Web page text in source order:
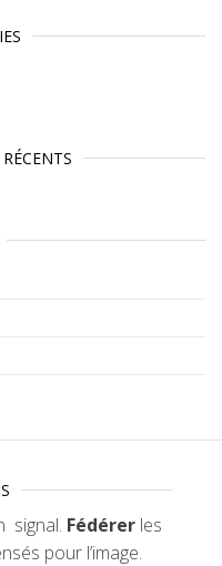
signal. Fédérer les
pour l’image.